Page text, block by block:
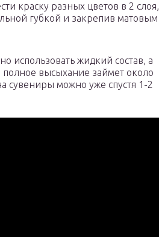
краску разных цветов в 2 слоя,
губкой и закрепив матовым
использовать жидкий состав, а
полное высыхание займет около
сувениры можно уже спустя 1-2